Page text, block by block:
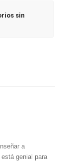
sin
a
genial para